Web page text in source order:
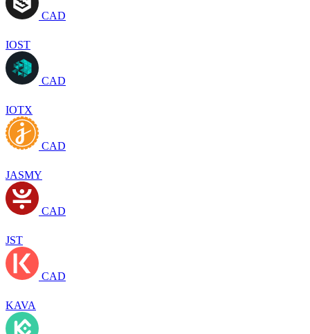
CAD
IOST
CAD
IOTX
CAD
JASMY
CAD
JST
CAD
KAVA